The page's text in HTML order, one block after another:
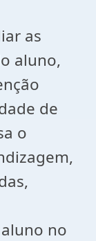
as
aluno,
de
o
no